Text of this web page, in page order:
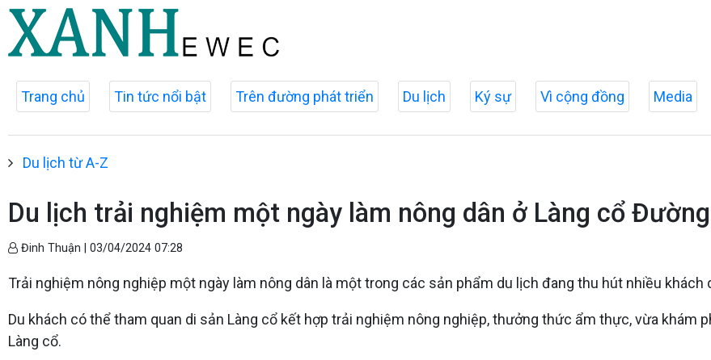
Trang chủ Tin tức nổi bật Trên đường phát triển Du lịch Ký sự Vì cộng đồng Media
Du lịch từ A-Z
Du lịch trải nghiệm một ngày làm nông dân ở Làng cổ
Đinh Thuận | 03/04/2024 07:28
Trải nghiệm nông nghiệp một ngày làm nông dân là một trong các sản phẩm du lịch đang thu hút nhiều khách
Du khách có thể tham quan di sản Làng cổ kết hợp trải nghiệm nông nghiệp, thưởng thức ẩm thực, vừa khám
Làng cổ.